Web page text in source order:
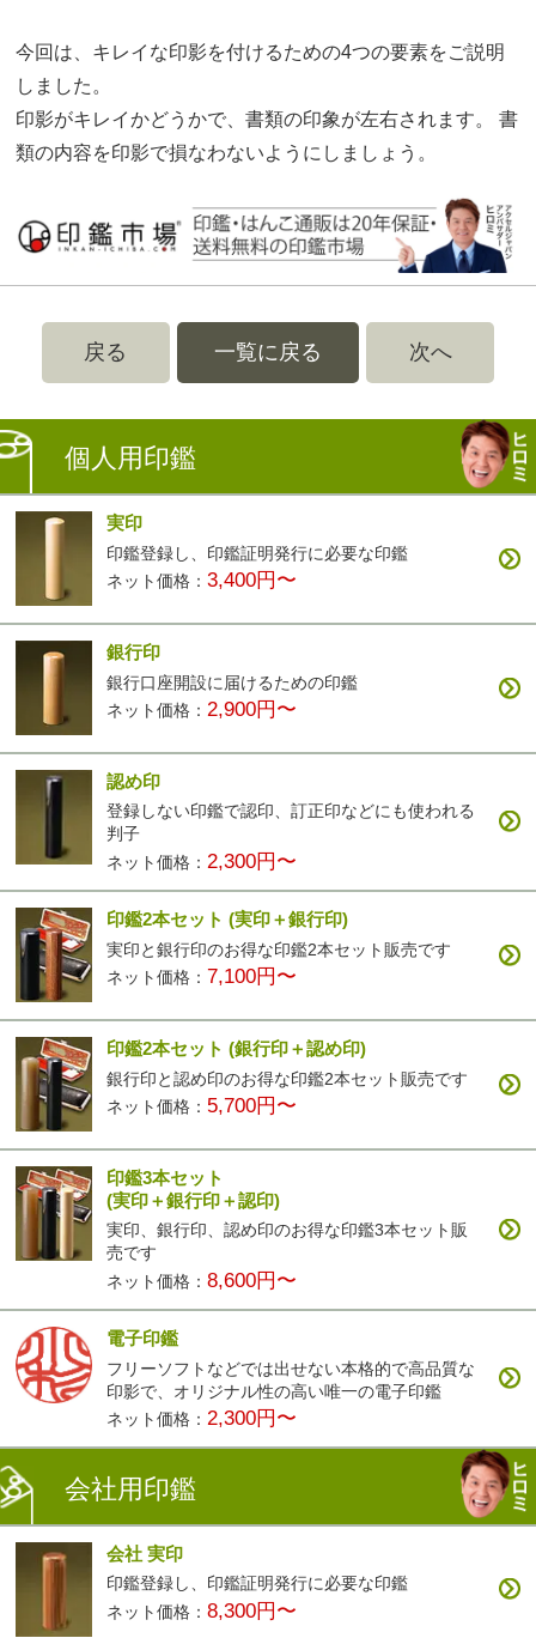
今回は、キレイな印影を付けるための4つの要素をご説明
しました。
印影がキレイかどうかで、書類の印象が左右されます。 書
類の内容を印影で損なわないようにしましょう。
戻る 一覧に戻る 次へ
個人用印鑑
実印
印鑑登録し、印鑑証明発行に必要な印鑑
ネット価格：3,400円〜
銀行印
銀行口座開設に届けるための印鑑
ネット価格： 2,900円〜
認め印
登録しない印鑑で認印、訂正印などにも使われる
判子
ネット価格： 2,300円〜
印鑑2本セット(実印＋銀行印)
実印と銀行印のお得な印鑑2本セット販売です
ネット価格： 7,100円〜
印鑑2本セット(銀行印＋認め印)
銀行印と認め印のお得な印鑑2本セット販売です
ネット価格： 5,700円〜
印鑑3本セット
(実印＋銀行印＋認印)
実印、銀行印、認め印のお得な印鑑3本セット販
売です
ネット価格：8,600円〜
電子印鑑
フリーソフトなどでは出せない本格的で高品質な
印影で、オリジナル性の高い唯一の電子印鑑
ネット価格： 2,300円〜
会社用印鑑
会社 実印
印鑑登録し、印鑑証明発行に必要な印鑑
ネット価格：8,300円〜